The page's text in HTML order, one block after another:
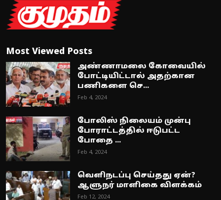
Most Viewed Posts
அண்ணாமலை கோவையில்
போட்டியிட்டால் அதற்கான
பணிகளை செ...
Feb 4, 2024
போலிஸ் நிலையம் முன்பு
போராட்டத்தில் ஈடுபட்ட
போதை ...
Feb 4, 2024
வெளிநடப்பு செய்தது ஏன்?
ஆளுநர் மாளிகை விளக்கம்
Feb 12, 2024